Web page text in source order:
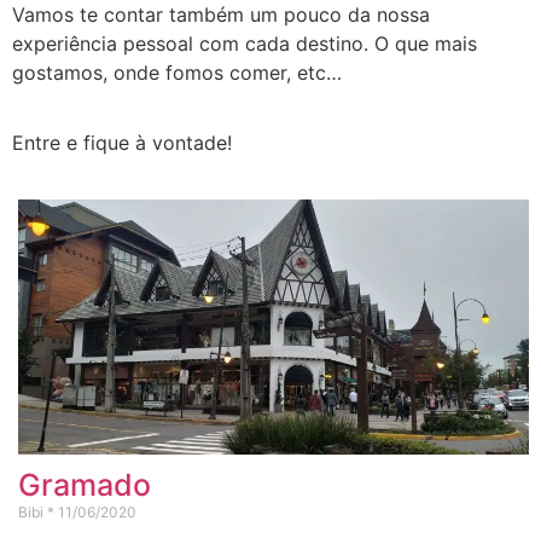
Vamos te contar também um pouco da nossa
experiência pessoal com cada destino. O que mais
gostamos, onde fomos comer, etc…
Entre e fique à vontade!
Gramado
Bibi 11/06/2020